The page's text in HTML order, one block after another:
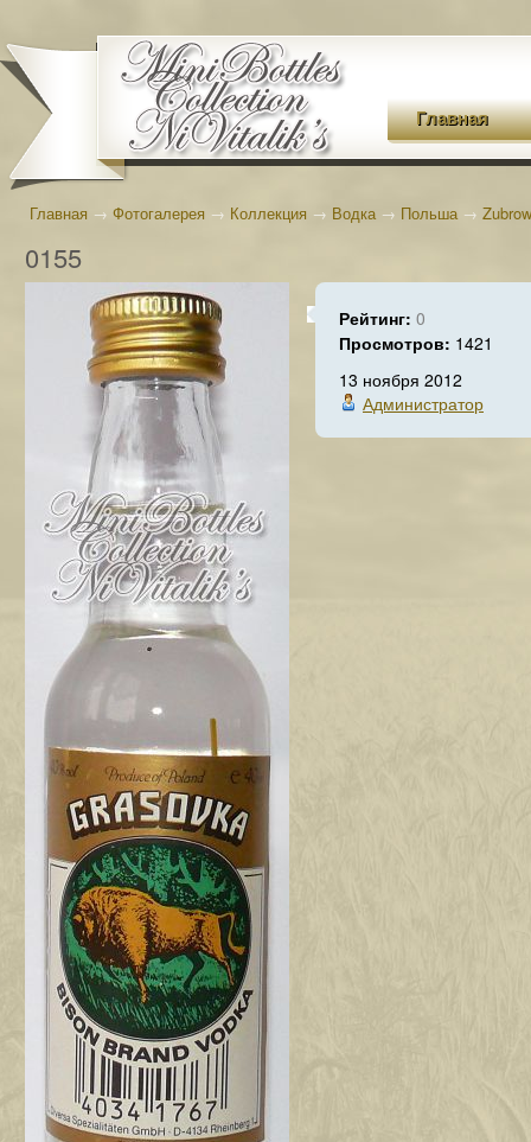
Главная
Главная → Фотогалерея → Коллекция → Водка→ Польша→
0155
Рейтинг: 0
Просмотров: 1421
13 ноября 2012
Администратор